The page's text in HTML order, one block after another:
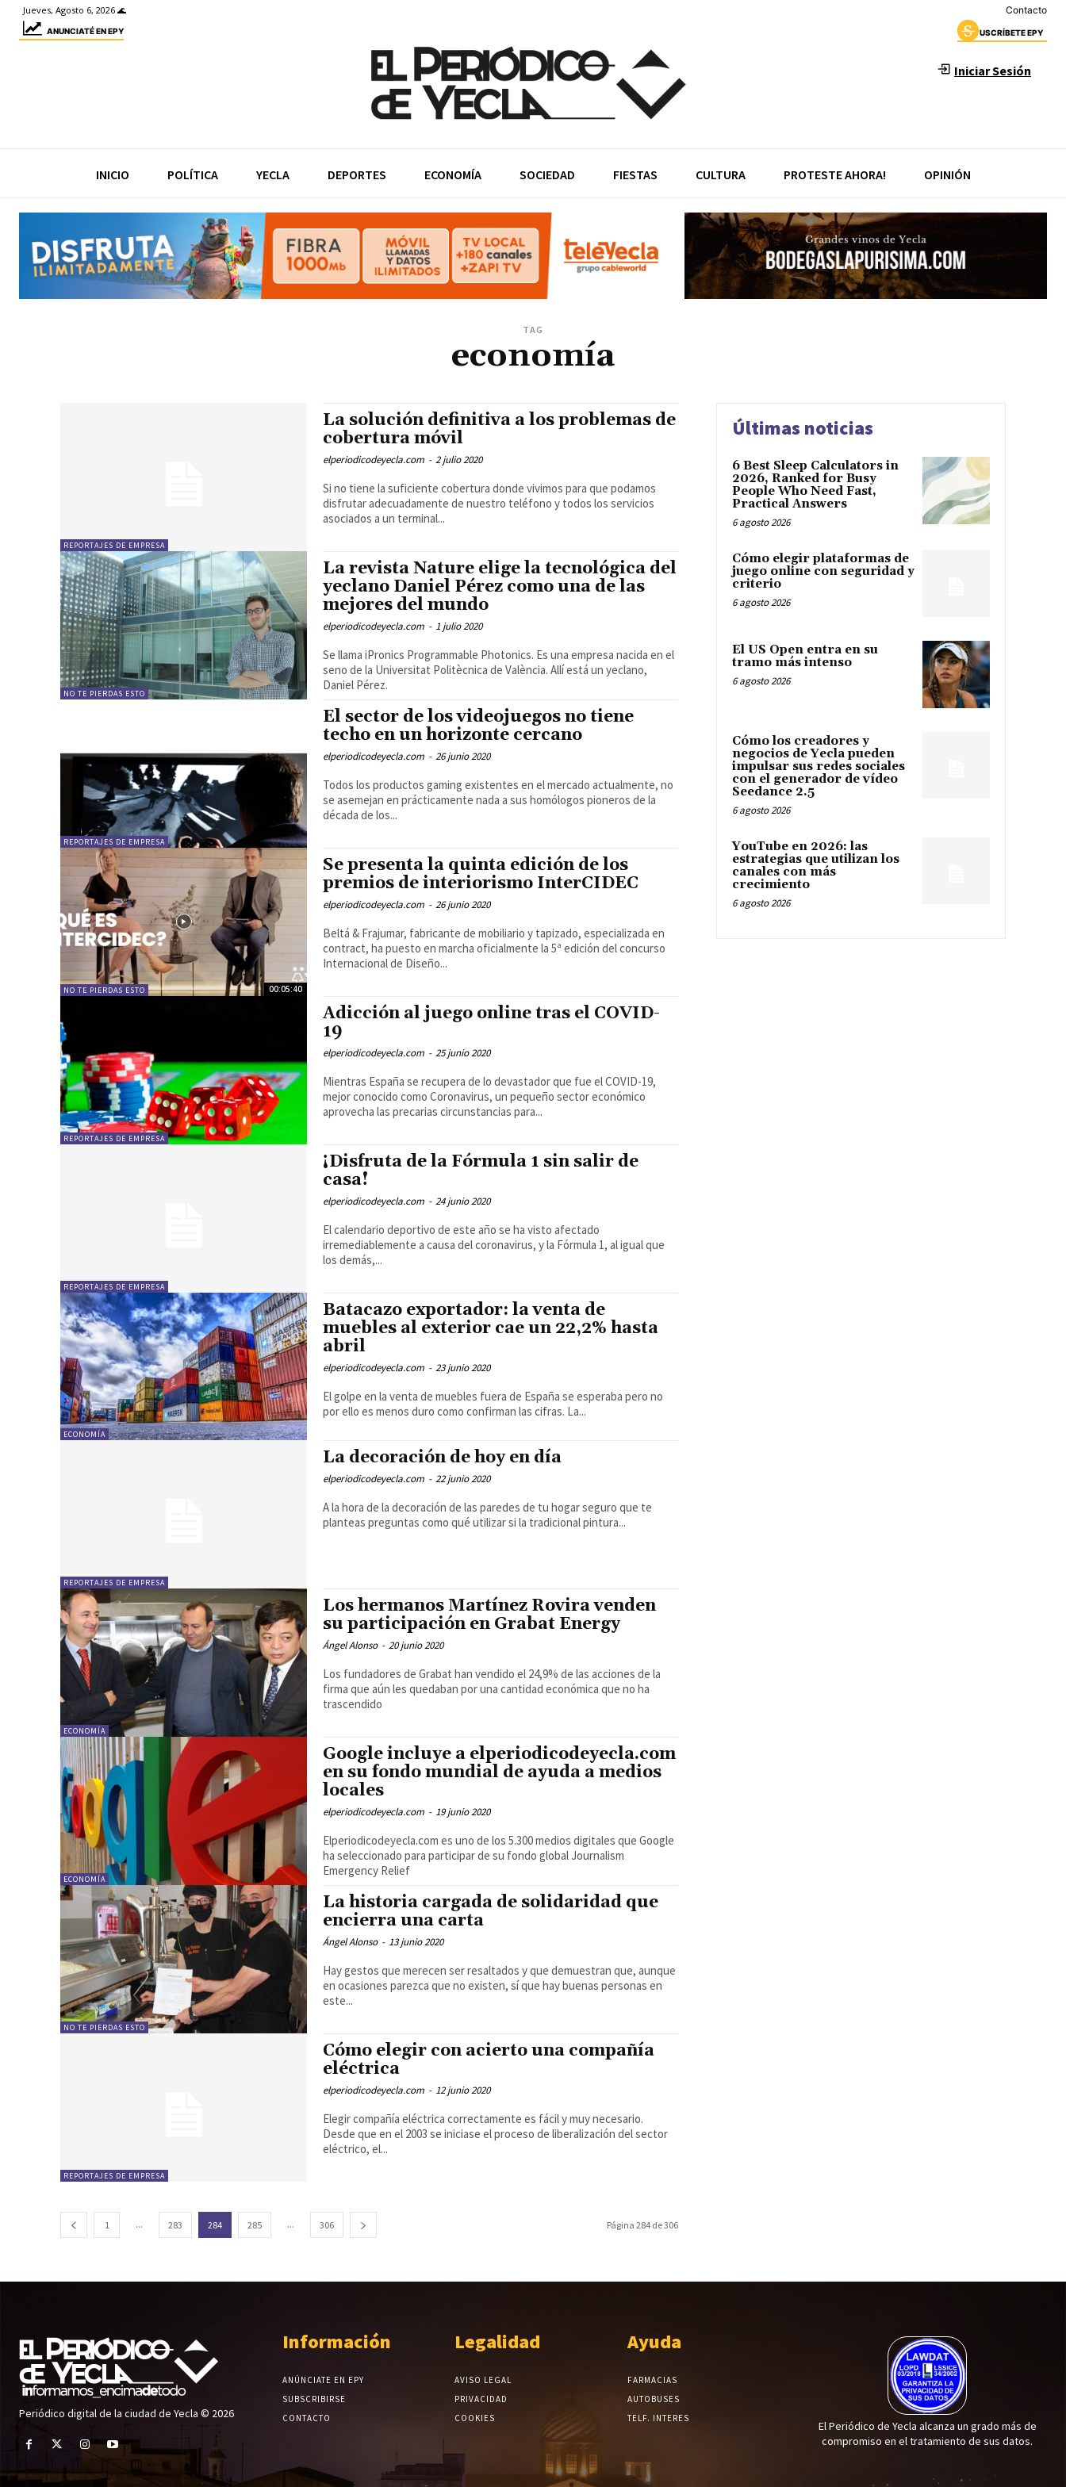
Jueves, Agosto 6, 2026 🌊 Contacto
ANUNCIATÉ EN EPY USCRÍBETE EPY
Iniciar Sesión
INICIO POLÍTICA YECLA DEPORTES ECONOMÍA SOCIEDAD FIESTAS CULTURA PROTESTE AHORA! OPINIÓN
TAG
economía
REPORTAJES DE EMPRESA
La solución definitiva a los problemas de
cobertura móvil
elperiodicodeyecla.com - 2 julio 2020
Si no tiene la suficiente cobertura donde vivimos para que podamos
disfrutar adecuadamente de nuestro teléfono y todos los servicios
asociados a un terminal...
NO TE PIERDAS ESTO
La revista Nature elige la tecnológica del
yeclano Daniel Pérez como una de las
mejores del mundo
elperiodicodeyecla.com - 1 julio 2020
Se llama iPronics Programmable Photonics. Es una empresa nacida en el
seno de la Universitat Politècnica de València. Allí está un yeclano,
Daniel Pérez.
REPORTAJES DE EMPRESA
El sector de los videojuegos no tiene
techo en un horizonte cercano
elperiodicodeyecla.com - 26 junio 2020
Todos los productos gaming existentes en el mercado actualmente, no
se asemejan en prácticamente nada a sus homólogos pioneros de la
década de los...
NO TE PIERDAS ESTO 00:05:40
Se presenta la quinta edición de los
premios de interiorismo InterCIDEC
elperiodicodeyecla.com - 26 junio 2020
Beltá & Frajumar, fabricante de mobiliario y tapizado, especializada en
contract, ha puesto en marcha oficialmente la 5ª edición del concurso
Internacional de Diseño...
REPORTAJES DE EMPRESA
Adicción al juego online tras el COVID-
19
elperiodicodeyecla.com - 25 junio 2020
Mientras España se recupera de lo devastador que fue el COVID-19,
mejor conocido como Coronavirus, un pequeño sector económico
aprovecha las precarias circunstancias para...
REPORTAJES DE EMPRESA
¡Disfruta de la Fórmula 1 sin salir de
casa!
elperiodicodeyecla.com - 24 junio 2020
El calendario deportivo de este año se ha visto afectado
irremediablemente a causa del coronavirus, y la Fórmula 1, al igual que
los demás,...
ECONOMÍA
Batacazo exportador: la venta de
muebles al exterior cae un 22,2% hasta
abril
elperiodicodeyecla.com - 23 junio 2020
El golpe en la venta de muebles fuera de España se esperaba pero no
por ello es menos duro como confirman las cifras. La...
REPORTAJES DE EMPRESA
La decoración de hoy en día
elperiodicodeyecla.com - 22 junio 2020
A la hora de la decoración de las paredes de tu hogar seguro que te
planteas preguntas como qué utilizar si la tradicional pintura...
ECONOMÍA
Los hermanos Martínez Rovira venden
su participación en Grabat Energy
Ángel Alonso - 20 junio 2020
Los fundadores de Grabat han vendido el 24,9% de las acciones de la
firma que aún les quedaban por una cantidad económica que no ha
trascendido
ECONOMÍA
Google incluye a elperiodicodeyecla.com
en su fondo mundial de ayuda a medios
locales
elperiodicodeyecla.com - 19 junio 2020
Elperiodicodeyecla.com es uno de los 5.300 medios digitales que Google
ha seleccionado para participar de su fondo global Journalism
Emergency Relief
NO TE PIERDAS ESTO
La historia cargada de solidaridad que
encierra una carta
Ángel Alonso - 13 junio 2020
Hay gestos que merecen ser resaltados y que demuestran que, aunque
en ocasiones parezca que no existen, sí que hay buenas personas en
este...
REPORTAJES DE EMPRESA
Cómo elegir con acierto una compañía
eléctrica
elperiodicodeyecla.com - 12 junio 2020
Elegir compañía eléctrica correctamente es fácil y muy necesario.
Desde que en el 2003 se iniciase el proceso de liberalización del sector
eléctrico, el...
1 ... 283 284 285 ... 306 Página 284 de 306
Últimas noticias
6 Best Sleep Calculators in
2026, Ranked for Busy
People Who Need Fast,
Practical Answers
6 agosto 2026
Cómo elegir plataformas de
juego online con seguridad y
criterio
6 agosto 2026
El US Open entra en su
tramo más intenso
6 agosto 2026
Cómo los creadores y
negocios de Yecla pueden
impulsar sus redes sociales
con el generador de vídeo
Seedance 2.5
6 agosto 2026
YouTube en 2026: las
estrategias que utilizan los
canales con más
crecimiento
6 agosto 2026
Periódico digital de la ciudad de Yecla © 2026
Información
ANÚNCIATE EN EPY
SUBSCRIBIRSE
CONTACTO
Legalidad
AVISO LEGAL
PRIVACIDAD
COOKIES
Ayuda
FARMACIAS
AUTOBUSES
TELF. INTERES
El Periódico de Yecla alcanza un grado más de
compromiso en el tratamiento de sus datos.